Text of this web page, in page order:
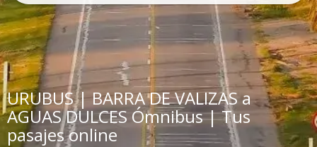
URUBUS | BARRA DE VALIZAS a
AGUAS DULCES Ómnibus | Tus
pasajes online